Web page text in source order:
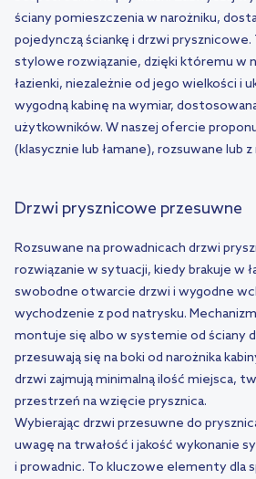
ściany pomieszczenia w narożniku,
pojedynczą ściankę i drzwi
stylowe rozwiązanie, dzięki któremu w
łazienki, niezależnie od jego wielkości i
wygodną kabinę na wymiar,
użytkowników. W naszej ofercie
(klasycznie lub łamane), rozsuwane lub
Drzwi prysznicowe przesuwne
Rozsuwane na prowadnicach drzwi
rozwiązanie w sytuacji, kiedy brakuje w
swobodne otwarcie drzwi i wygodne
wychodzenie z pod natrysku.
montuje się albo w systemie od ściany
przesuwają się na boki od narożnika
drzwi zajmują minimalną ilość miejsca,
przestrzeń na wzięcie prysznica.
Wybierając drzwi przesuwne do
uwagę na trwałość i jakość wykonanie
i prowadnic. To kluczowe elementy dla